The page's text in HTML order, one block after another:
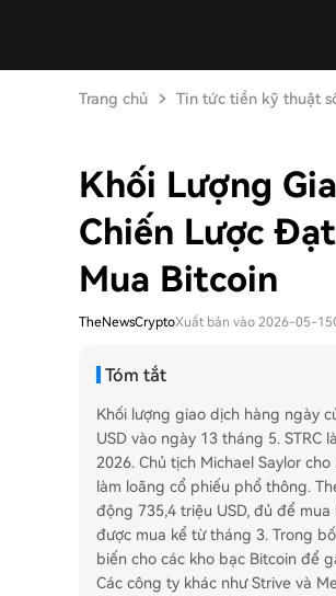
Trang chủ Tin tức tiền kỹ thuật
Khối Lượng
Chiến Lược
Mua Bitcoin
TheNewsCryptoXuất bản vào 2026-05-15
Tóm tắt
Khối lượng giao dịch hàng ngày
USD vào ngày 13 tháng 5. STRC
2026. Chủ tịch Michael Saylor
làm loãng cổ phiếu phổ thông.
động 735,4 triệu USD, đủ để
được mua kể từ tháng 3. Trong
biến cho các kho bạc Bitcoin để
Các công ty khác như Strive và